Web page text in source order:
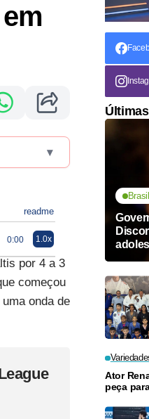
▾
readme
0:00 1.0x
por 4 a 3
começou
onda de
Brasil
Ator
peça